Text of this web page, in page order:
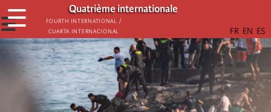
Skip
to
main
content
Quatrième internationale
Fourth International /
Cuarta Internacional
☰
☰